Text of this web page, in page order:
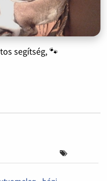
segítség, 🐾